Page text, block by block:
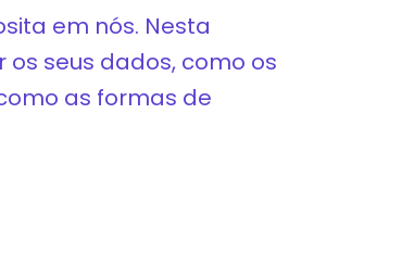
em nós. Nesta
seus dados, como os
as formas de